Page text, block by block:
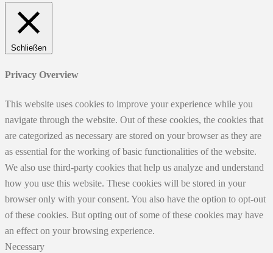
Schließen
Privacy Overview
This website uses cookies to improve your experience while you
navigate through the website. Out of these cookies, the cookies that
are categorized as necessary are stored on your browser as they are
as essential for the working of basic functionalities of the website.
We also use third-party cookies that help us analyze and understand
how you use this website. These cookies will be stored in your
browser only with your consent. You also have the option to opt-out
of these cookies. But opting out of some of these cookies may have
an effect on your browsing experience.
Necessary